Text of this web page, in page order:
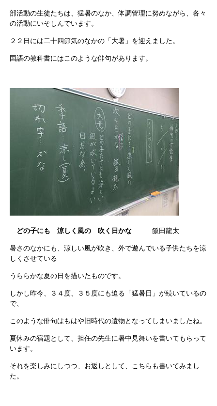
部活動の生徒たちは、猛暑のなか、体調管理に努めながら、各々
の活動にいそしんでいます。
２２日には二十四節気のなかの「大暑」を迎えました。
国語の教科書にはこのような俳句があります。
どの子にも 涼しく風の 吹く日かな 飯田龍太
暑さのなかにも、涼しい風が吹き、外で遊んでいる子供たちを涼
しくさせている
うららかな夏の日を描いたものです。
しかし昨今、３４度、３５度にも迫る「猛暑日」が続いているの
で、
このような俳句はもはや旧時代の遺物となってしまいましたね。
夏休みの宿題として、担任の先生に暑中見舞いを書いてもらって
います。
それを楽しみにしつつ、お返しとして、こちらも書いてみまし
た。